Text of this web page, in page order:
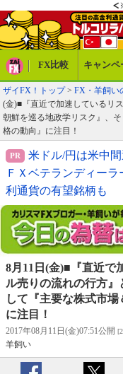
FX比較 キャンペ
ザイFX！トップ> FX・羊飼い
(金)■『直近で加速しているリ
朝鮮を巡る地政学リスク』、
格の動向』に注目！
米ドル/円は米中
ＦＸベテランディー
利通貨の有望銘柄も
8月11日(金)■『直近で
ル売りの流れの行方
して『主要な株式市場
に注目！
2017年08月11日(金)07:51公開
羊飼い